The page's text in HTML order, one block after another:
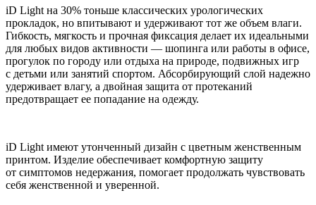
iD Light на 30% тоньше классических урологических
прокладок, но впитывают и удерживают тот же объем влаги.
Гибкость, мягкость и прочная фиксация делает их идеальными
для любых видов активности — шопинга или работы в офисе,
прогулок по городу или отдыха на природе, подвижных игр
с детьми или занятий спортом. Абсорбирующий слой надежно
удерживает влагу, а двойная защита от протеканий
предотвращает ее попадание на одежду.
iD Light имеют утонченный дизайн с цветным женственным
принтом. Изделие обеспечивает комфортную защиту
от симптомов недержания, помогает продолжать чувствовать
себя женственной и уверенной.